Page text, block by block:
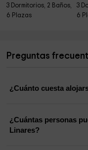
3 Dormitorios, 2 Baños,
6 Plazas
3
6
Preguntas
¿Cuánto cuesta
¿Cuántas personas
Linares?